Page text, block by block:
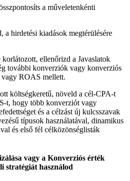
a műveletenkénti
hirdetési kiadások megtérülésére
ellenőrizd a Javaslatok
további konverziók vagy konverziós
vagy ROAS mellett.
költségkeretű, növeld a cél-CPA-t
t, hogy több konverziót vagy
és a célzást új kulcsszavak
típusok használatával, dinamikus
és első fél célközönséglisták
vagy a Konverziós érték
stratégiát használod